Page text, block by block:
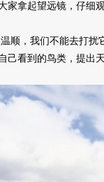
家拿起望远镜，仔
，我们不能去打
己看到的鸟类，提